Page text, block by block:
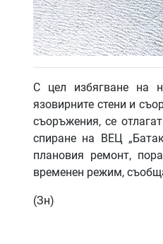
С цел избягване на
язовирните стени и
съоръжения, се
спиране на ВЕЦ
плановия ремонт,
временен режим,
(Зн)